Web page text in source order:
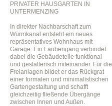
PRIVATER HAUSGARTEN IN
UNTERMENZING
In direkter Nachbarschaft zum
Würmkanal entsteht ein neues
repräsentatives Wohnhaus mit
Garage. Ein Laubengang verbindet
dabei die Gebäudeteile funktional
und gestalterisch miteinander. Für die
Freianlagen bildet er das Rückgrat
einer formalen und minimalistischen
Gartengestaltung und schafft
gleichzeitig fließende Übergänge
zwischen Innen und Außen.